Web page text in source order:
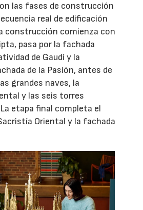
las fases de construcción
real de edificación
construcción comienza con
pasa por la fachada
de Gaudí y la
de la Pasión, antes de
grandes naves, la
y las seis torres
etapa final completa el
Oriental y la fachada